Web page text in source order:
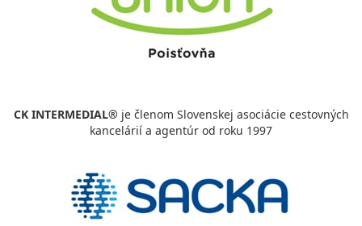
CK INTERMEDIAL® je členom Slovenskej asociácie cestovných
kancelárií a agentúr od roku 1997